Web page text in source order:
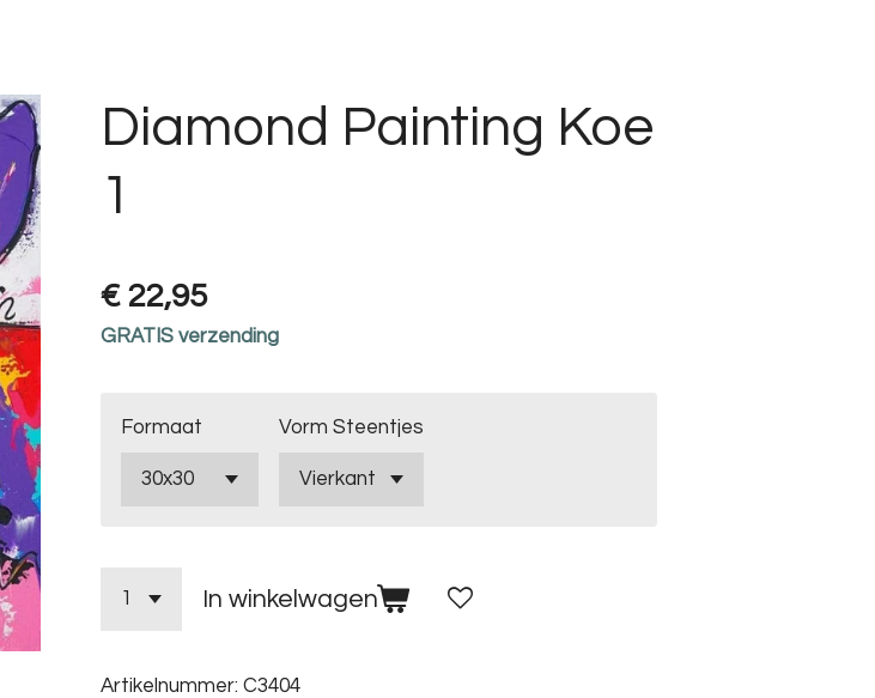
Diamond Painting Koe
1
€ 22,95
GRATIS verzending
Formaat Vorm Steentjes
In winkelwagen
Artikelnummer: C3404